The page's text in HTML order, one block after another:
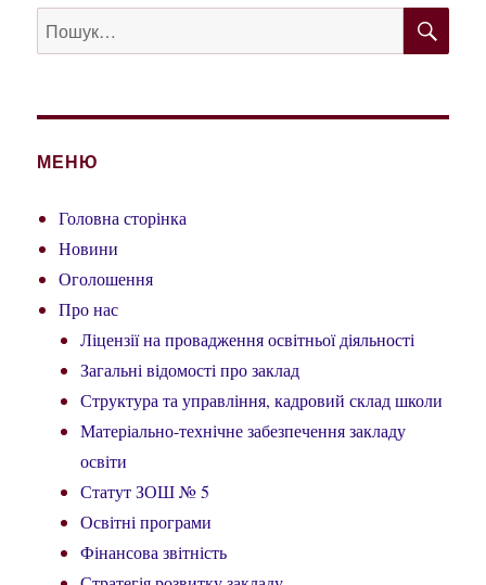
Пошук
за
МЕНЮ
Головна сторінка
Новини
Оголошення
Про нас
Ліцензії на провадження освітньої діяльності
Загальні відомості про заклад
Структура та управління, кадровий склад школи
Матеріально-технічне забезпечення закладу
освіти
Статут ЗОШ № 5
Освітні програми
Фінансова звітність